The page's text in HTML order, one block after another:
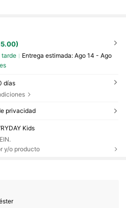
tarde Entrega estimada: Ago 14 - Ago
días
privacidad
Kids
y/o producto